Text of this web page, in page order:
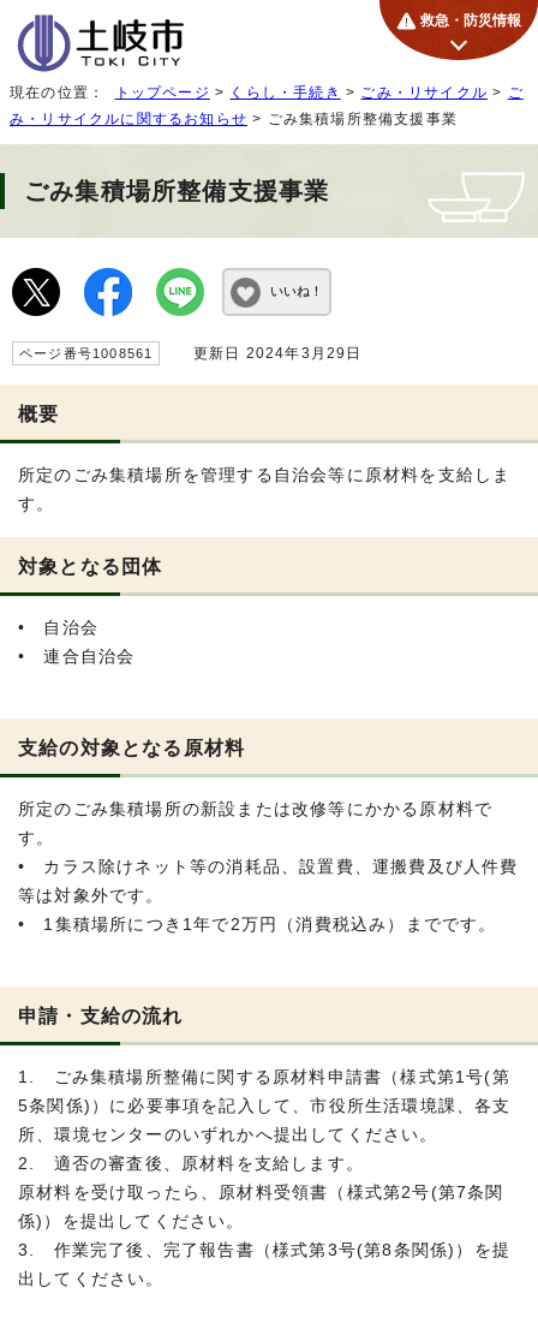
救急・防災情報
現在の位置： トップページ > くらし・手続き > ごみ・リサイクル > ご
み・リサイクルに関するお知らせ > ごみ集積場所整備支援事業
ごみ集積場所整備支援事業
いいね！
ページ番号1008561 更新日 2024年3月29日
概要
所定のごみ集積場所を管理する自治会等に原材料を支給しま
す。
対象となる団体
• 自治会
• 連合自治会
支給の対象となる原材料
所定のごみ集積場所の新設または改修等にかかる原材料で
す。
• カラス除けネット等の消耗品、設置費、運搬費及び人件費
等は対象外です。
• 1集積場所につき1年で2万円（消費税込み）までです。
申請・支給の流れ
1. ごみ集積場所整備に関する原材料申請書（様式第1号(第
5条関係)）に必要事項を記入して、市役所生活環境課、各支
所、環境センターのいずれかへ提出してください。
2. 適否の審査後、原材料を支給します。
原材料を受け取ったら、原材料受領書（様式第2号(第7条関
係)）を提出してください。
3. 作業完了後、完了報告書（様式第3号(第8条関係)）を提
出してください。